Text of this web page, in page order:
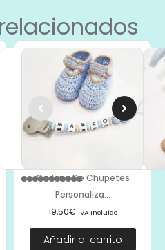
Cadena De Chupetes
Personaliza...
19,50€ IVA Incluido
Añadir al carrito